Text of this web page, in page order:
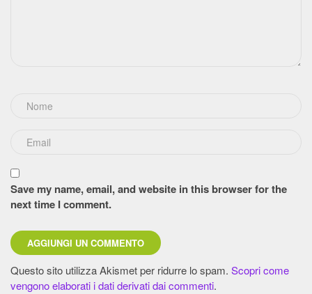
Save my name, email, and website in this browser for the
next time I comment.
Questo sito utilizza Akismet per ridurre lo spam. Scopri come
vengono elaborati i dati derivati dai commenti.